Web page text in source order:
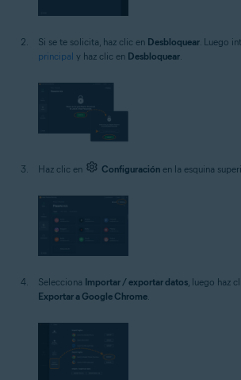
Si se te solicita, haz clic en Desbloquear. Luego
principal y haz clic en Desbloquear.
Haz clic en Configuración en la esquina
Selecciona Importar / exportar datos, luego haz
Exportar a Google Chrome.